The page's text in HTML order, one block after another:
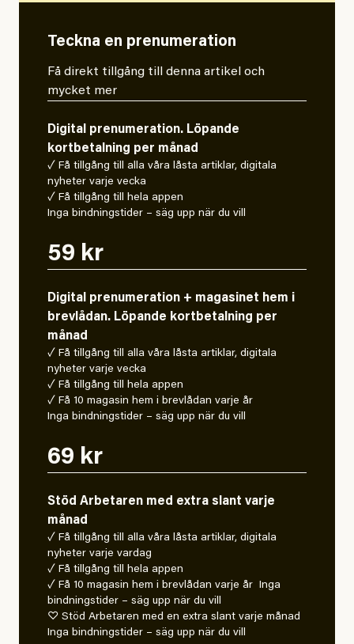
Teckna en prenumeration
Få direkt tillgång till denna artikel och
mycket mer
Digital prenumeration. Löpande
kortbetalning per månad
✓ Få tillgång till alla våra låsta artiklar, digitala
nyheter varje vecka
✓ Få tillgång till hela appen
Inga bindningstider – säg upp när du vill
59 kr
Digital prenumeration + magasinet hem i
brevlådan. Löpande kortbetalning per
månad
✓ Få tillgång till alla våra låsta artiklar, digitala
nyheter varje vecka
✓ Få tillgång till hela appen
✓ Få 10 magasin hem i brevlådan varje år
Inga bindningstider – säg upp när du vill
69 kr
Stöd Arbetaren med extra slant varje
månad
✓ Få tillgång till alla våra låsta artiklar, digitala
nyheter varje vardag
✓ Få tillgång till hela appen
✓ Få 10 magasin hem i brevlådan varje år Inga
bindningstider – säg upp när du vill
♡ Stöd Arbetaren med en extra slant varje månad
Inga bindningstider – säg upp när du vill